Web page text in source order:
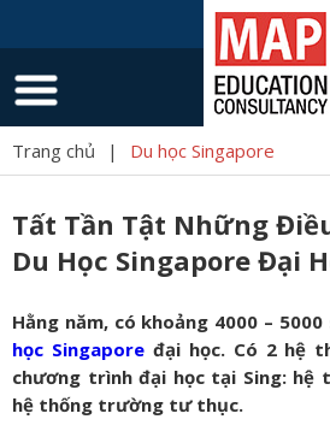
Trang chủ | Du học Singapore
Tất Tần Tật Những
Du Học Singapore Đại
Hằng năm, có khoảng 4000 –
học Singapoređại học. Có 2 hệ
chương trình đại học tại Sing: hệ
hệ thống trường tư thục.